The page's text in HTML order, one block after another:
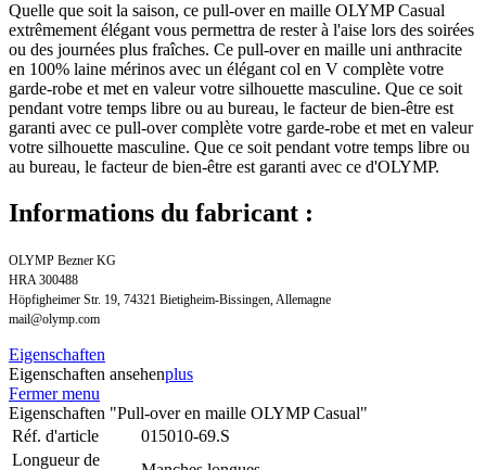
Quelle que soit la saison, ce pull-over en maille OLYMP Casual
extrêmement élégant vous permettra de rester à l'aise lors des soirées
ou des journées plus fraîches. Ce pull-over en maille uni anthracite
en 100% laine mérinos avec un élégant col en V complète votre
garde-robe et met en valeur votre silhouette masculine. Que ce soit
pendant votre temps libre ou au bureau, le facteur de bien-être est
garanti avec ce pull-over complète votre garde-robe et met en valeur
votre silhouette masculine. Que ce soit pendant votre temps libre ou
au bureau, le facteur de bien-être est garanti avec ce d'OLYMP.
Informations du fabricant :
OLYMP Bezner KG
HRA 300488
Höpfigheimer Str. 19, 74321 Bietigheim-Bissingen, Allemagne
mail@olymp.com
Eigenschaften
Eigenschaften ansehenplus
Fermer menu
Eigenschaften "Pull-over en maille OLYMP Casual"
Réf. d'article
015010-69.S
Longueur de